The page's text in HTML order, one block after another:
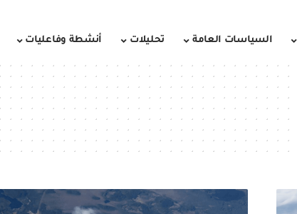
السياسات العامة تحليلات أنشطة وفاعليات